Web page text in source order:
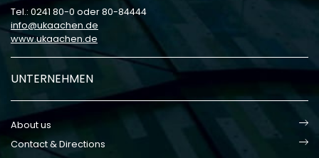
Tel.: 0241 80-0 oder 80-84444
info
ukaachen de
www.ukaachen.de
UNTERNEHMEN
About us
Contact & Directions